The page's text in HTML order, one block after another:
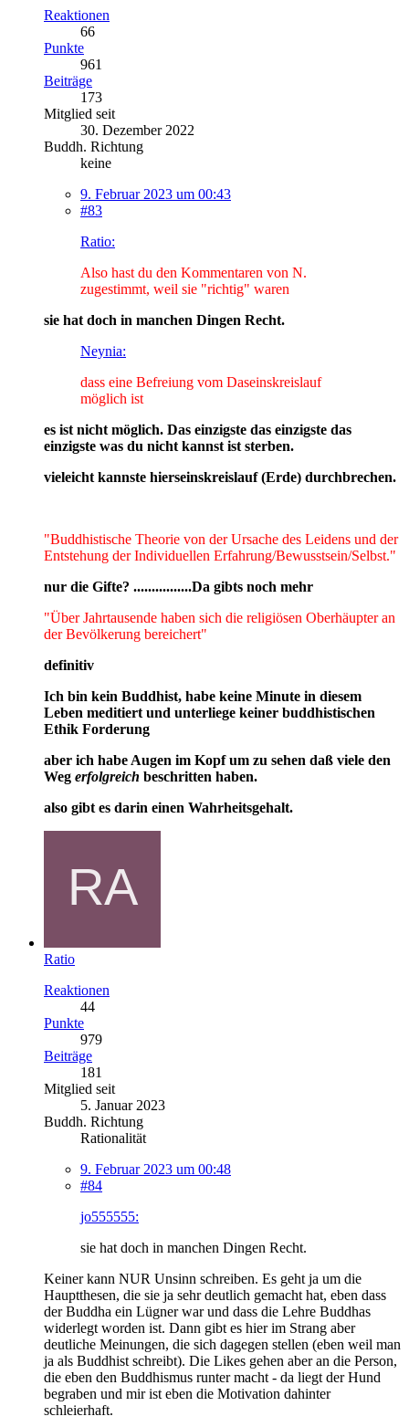
Reaktionen
66
Punkte
961
Beiträge
173
Mitglied seit
30. Dezember 2022
Buddh. Richtung
keine
9. Februar 2023 um 00:43
#83
Ratio:
Also hast du den Kommentaren von N.
zugestimmt, weil sie "richtig" waren
sie hat doch in manchen Dingen Recht.
Neynia:
dass eine Befreiung vom Daseinskreislauf
möglich ist
es ist nicht möglich. Das einzigste das einzigste das
einzigste was du nicht kannst ist sterben.
vieleicht kannste hierseinskreislauf (Erde) durchbrechen.
"Buddhistische Theorie von der Ursache des Leidens und der
Entstehung der Individuellen Erfahrung/Bewusstsein/Selbst."
nur die Gifte? ................Da gibts noch mehr
"Über Jahrtausende haben sich die religiösen Oberhäupter an
der Bevölkerung bereichert"
definitiv
Ich bin kein Buddhist, habe keine Minute in diesem
Leben meditiert und unterliege keiner buddhistischen
Ethik Forderung
aber ich habe Augen im Kopf um zu sehen daß viele den
Weg erfolgreich beschritten haben.
also gibt es darin einen Wahrheitsgehalt.
Ratio
Reaktionen
44
Punkte
979
Beiträge
181
Mitglied seit
5. Januar 2023
Buddh. Richtung
Rationalität
9. Februar 2023 um 00:48
#84
jo555555:
sie hat doch in manchen Dingen Recht.
Keiner kann NUR Unsinn schreiben. Es geht ja um die
Hauptthesen, die sie ja sehr deutlich gemacht hat, eben dass
der Buddha ein Lügner war und dass die Lehre Buddhas
widerlegt worden ist. Dann gibt es hier im Strang aber
deutliche Meinungen, die sich dagegen stellen (eben weil man
ja als Buddhist schreibt). Die Likes gehen aber an die Person,
die eben den Buddhismus runter macht - da liegt der Hund
begraben und mir ist eben die Motivation dahinter
schleierhaft.